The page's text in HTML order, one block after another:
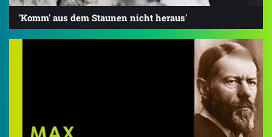
'Komm' aus dem Staunen nicht heraus'